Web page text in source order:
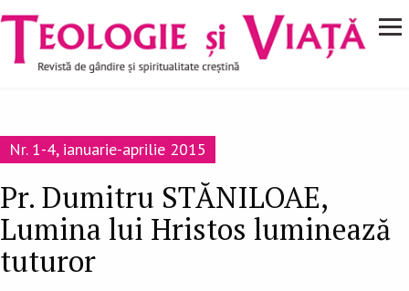
Mergi la conţinutul principal
Navigare
principală
Nr. 1-4, ianuarie-aprilie 2015
Pr. Dumitru STĂNILOAE,
Lumina lui Hristos luminează
tuturor